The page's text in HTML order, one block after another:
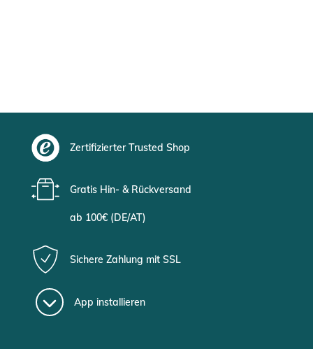
Zertifizierter Trusted Shop
Gratis Hin- & Rückversand
ab 100€ (DE/AT)
Sichere Zahlung mit SSL
App installieren